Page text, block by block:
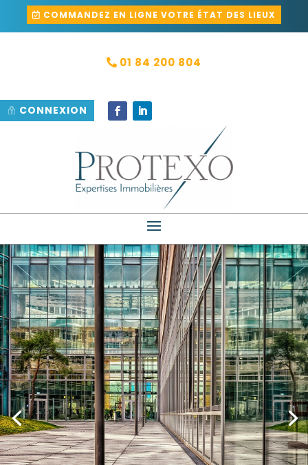
COMMANDEZ EN LIGNE VOTRE ÉTAT DES LIEUX
01 84 200 804
CONNEXION
Réservez en 1 clic